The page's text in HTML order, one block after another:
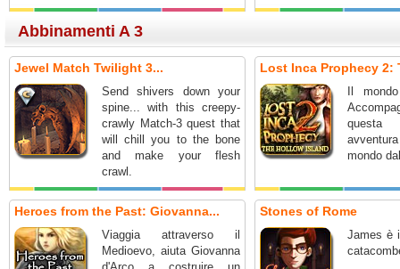
Abbinamenti A 3
Jewel Match Twilight 3...
Send shivers down your
spine... with this creepy-
crawly Match-3 quest that
will chill you to the bone
and make your flesh
crawl.
Lost Inca Prophecy 2:
Il
mondo
Heroes from the Past: Giovanna...
Viaggia attraverso il
Medioevo, aiuta Giovanna
Stones of Rome
James è